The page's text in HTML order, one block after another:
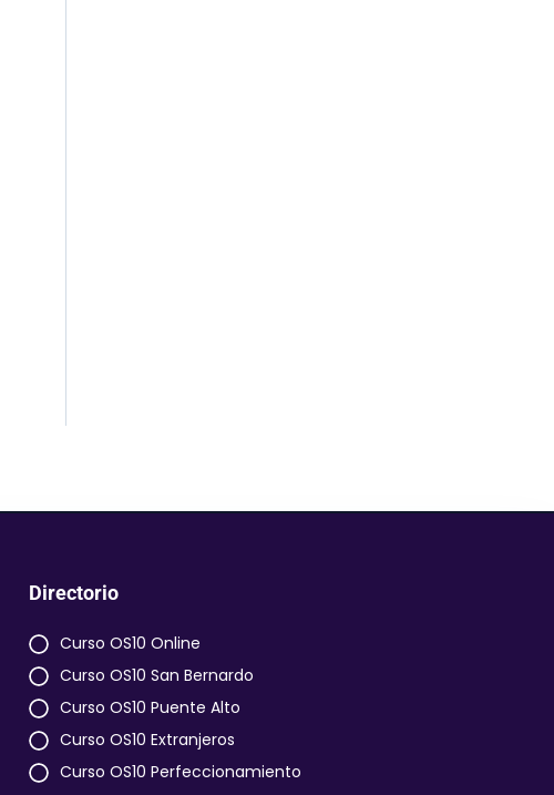
Directorio
Curso OS10 Online
Curso OS10 San Bernardo
Curso OS10 Puente Alto
Curso OS10 Extranjeros
Curso OS10 Perfeccionamiento